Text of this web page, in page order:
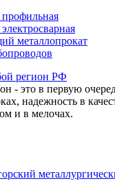
профильная
металлопрокат
- это в первую
надежность в
и в мелочах.